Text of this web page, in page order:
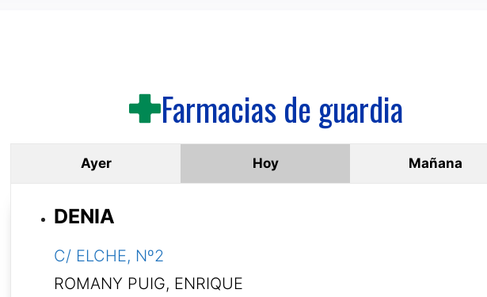
Farmacias de guardia
Ayer Hoy Mañana
DENIA
C/ ELCHE, Nº2
ROMANY PUIG, ENRIQUE